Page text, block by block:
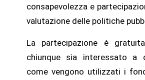
consapevolezza e
valutazione delle politiche
La partecipazione è
chiunque sia interessato a
come vengono utilizzati i